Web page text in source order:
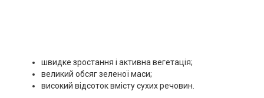
швидке зростання і активна вегетація;
великий обсяг зеленої маси;
високий відсоток вмісту сухих речовин.